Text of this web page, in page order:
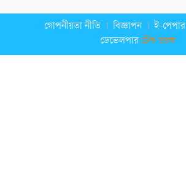
গোপনীয়তা নীতি বিজ্ঞাপন ই-পেপার
ডেভেলপার টেক তরঙ্গ